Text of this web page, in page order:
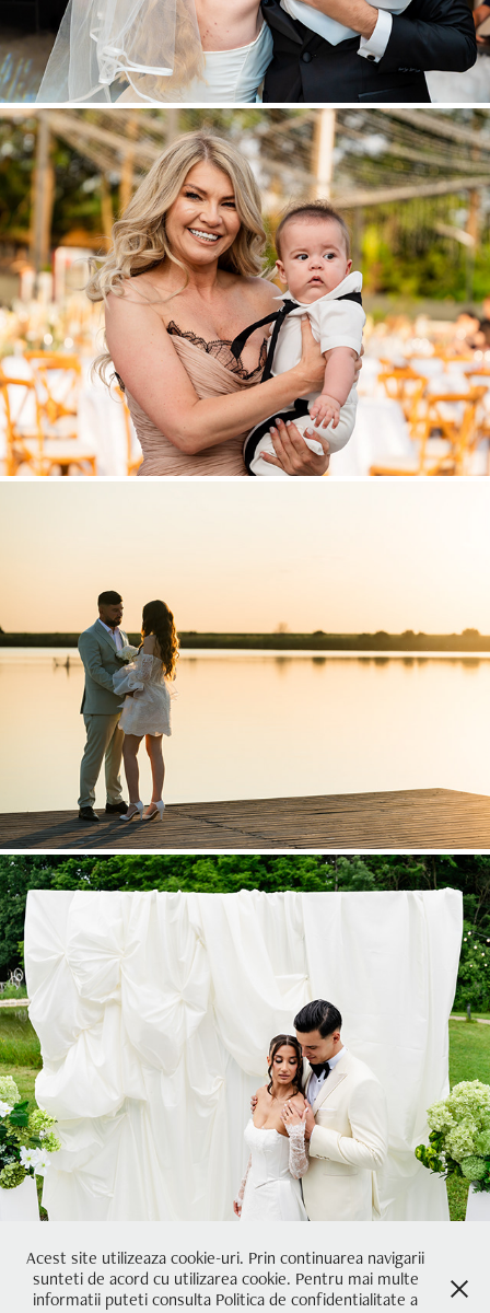
Aris Matei
Mirela & Razvan
Miruna & Stefan
2025
Aventura mea prin lumea fotografiei de eveniment a luat naștere în anul
2015. De atunci și până în prezent, am am transformat pasiunea pentru
Acest site utilizeaza cookie-uri. Prin continuarea navigarii
sunteti de acord cu utilizarea cookie. Pentru mai multe
informatii puteti consulta Politica de confidentialitate a